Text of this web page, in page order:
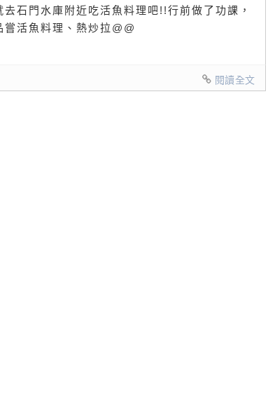
石門水庫附近吃活魚料理吧!!行前做了功課，
活魚料理、熱炒拉@@
閱讀全文